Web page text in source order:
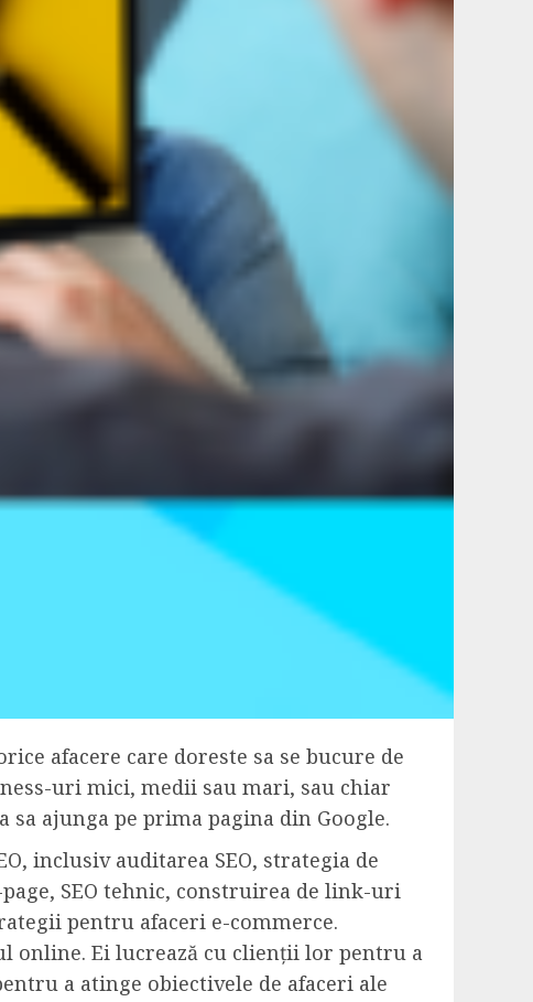
afacere care doreste sa se bucure de
uri mici, medii sau mari, sau chiar
ajunga pe prima pagina din Google.
inclusiv auditarea SEO, strategia de
SEO tehnic, construirea de link-uri
pentru afaceri e-commerce.
online. Ei lucrează cu clienții lor pentru a
a atinge obiectivele de afaceri ale